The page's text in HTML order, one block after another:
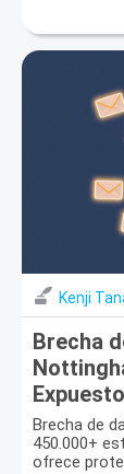
Kenji
Brecha
Próxima?
Brecha de
450.000+
ofrece